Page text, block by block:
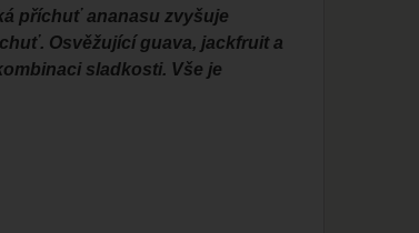
příchuť ananasu zvyšuje
Osvěžující guava, jackfruit a
sladkosti. Vše je